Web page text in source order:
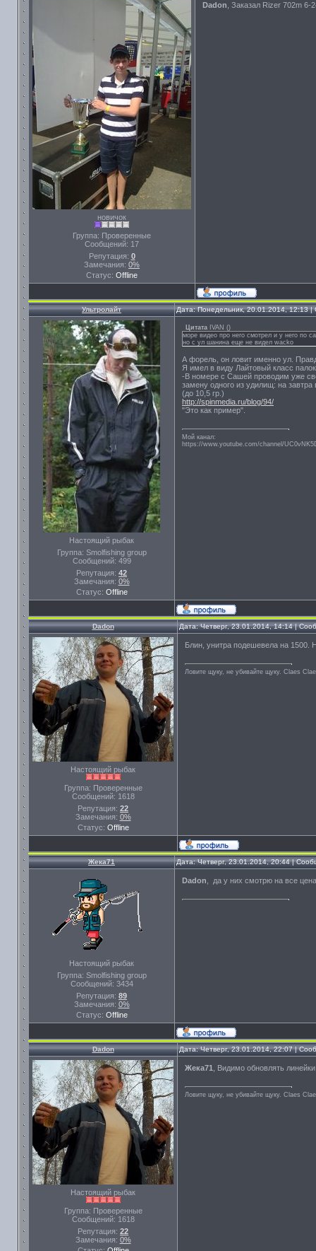
новичок
Группа: Проверенные
Сообщений: 17
Репутация: 0
Замечания: 0%
Статус: Offline
Dadon , Заказал Rizer 702m 6-
Ультролайт Дата: Понедельник, 20.01.2014, 12:13
Настоящий рыбак
Группа: Smolfishing group
Сообщений: 499
Репутация: 42
Замечания: 0%
Статус: Offline
Цитата IVAN ()
море видео про него смотрел и у него по
но с ул шанина еще не видел wacko
А форель, он ловит именно ул.
Я имел в виду Лайтовый класс палок
-В номере с Сашей проводим уже
замену одного из удилищ: на
(до 10,5 гр.)
http://spinmedia.ru/blog/94/
"Это как пример".
Мой канал:
https://www.youtube.com/channel/
Dadon Дата: Четверг, 23.01.2014, 14:14 |
Настоящий рыбак
Группа: Проверенные
Сообщений: 1618
Репутация: 22
Замечания: 0%
Статус: Offline
Блин, унитра подешевела на 1500.
Ловите щуку, не убивайте щуку. Сlaes
Жека71 Дата: Четверг, 23.01.2014, 20:44 |
Настоящий рыбак
Группа: Smolfishing group
Сообщений: 3434
Репутация: 89
Замечания: 0%
Статус: Offline
Dadon , да у них смотрю на все
Dadon Дата: Четверг, 23.01.2014, 22:07 |
Настоящий рыбак
Группа: Проверенные
Сообщений: 1618
Репутация: 22
Замечания: 0%
Жека71 , Видимо обновлять
Ловите щуку, не убивайте щуку. Сlaes